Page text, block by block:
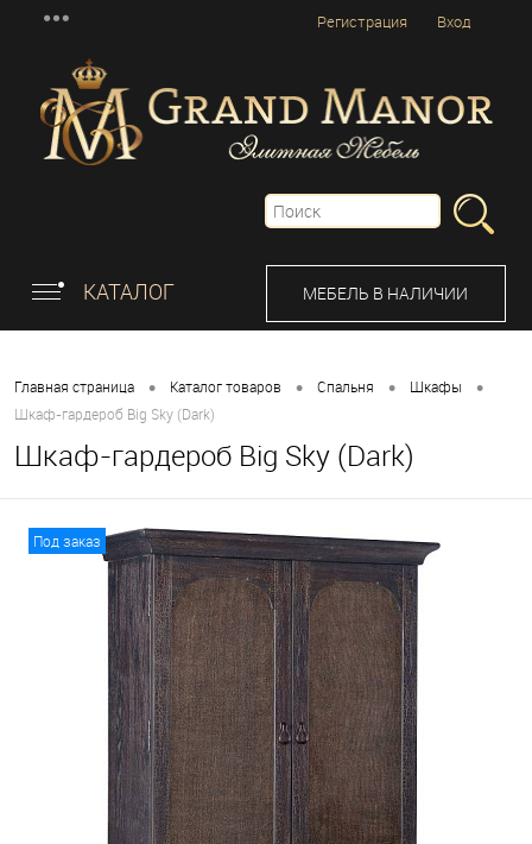
Вход
Регистрация
КАТАЛОГ МЕБЕЛЬ В НАЛИЧИИ
Главная страница • Каталог товаров • Спальня • Шкафы •
Шкаф-гардероб Big Sky (Dark)
Шкаф-гардероб Big Sky (Dark)
Под заказ